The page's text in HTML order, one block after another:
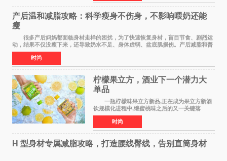
当Z世代与年轻家
产后温和减脂攻略：科学瘦身不伤身，不影响喂奶还能
瘦
很多产后妈妈都面临身材走样的困扰，为了快速恢复身材，盲目节食、剧烈运
动，结果不仅没瘦下来，还导致奶水不足、身体虚弱、盆底肌损伤。产后减脂和普
通人完全不同，核心是 温和、安全、循序
时尚
柠檬果立方，酒业下一个潜力大
单品
一瓶柠檬味果立方新品,正在成为果立方新酒
饮规模化进程中,继蜜桃味之后的又一关键落
子。 在超市货架、便利店冷柜、小红书笔记
里,这款绿色包装的新品正在快速扩散:入口清爽解
腻,像喝加了一点
时尚
H 型身材专属减脂攻略，打造腰线臀线，告别直筒身材